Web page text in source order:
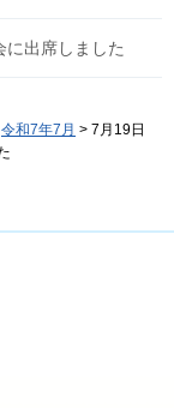
に出席しました
令和7年7月 > 7月19日